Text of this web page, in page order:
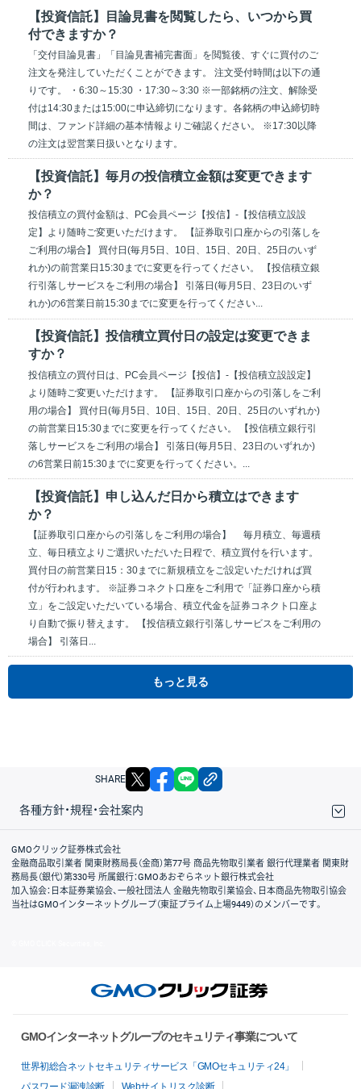
【投資信託】目論見書を閲覧したら、いつから買
付できますか？
「交付目論見書」「目論見書補完書面」を閲覧後、すぐに買付のご
注文を発注していただくことができます。 注文受付時間は以下の通
りです。 ・6:30～15:30 ・17:30～3:30 ※一部銘柄の注文、解除受
付は14:30または15:00に申込締切になります。各銘柄の申込締切時
間は、ファンド詳細の基本情報よりご確認ください。 ※17:30以降
の注文は翌営業日扱いとなります。
【投資信託】毎月の投信積立金額は変更できます
か？
投信積立の買付金額は、PC会員ページ【投信】-【投信積立設設
定】より随時ご変更いただけます。 【証券取引口座からの引落しを
ご利用の場合】 買付日(毎月5日、10日、15日、20日、25日のいず
れか)の前営業日15:30までに変更を行ってください。 【投信積立銀
行引落しサービスをご利用の場合】 引落日(毎月5日、23日のいず
れか)の6営業日前15:30までに変更を行ってください...
【投資信託】投信積立買付日の設定は変更できま
すか？
投信積立の買付日は、PC会員ページ【投信】-【投信積立設設定】
より随時ご変更いただけます。 【証券取引口座からの引落しをご利
用の場合】 買付日(毎月5日、10日、15日、20日、25日のいずれか)
の前営業日15:30までに変更を行ってください。 【投信積立銀行引
落しサービスをご利用の場合】 引落日(毎月5日、23日のいずれか)
の6営業日前15:30までに変更を行ってください。...
【投資信託】申し込んだ日から積立はできます
か？
【証券取引口座からの引落しをご利用の場合】 毎月積立、毎週積
立、毎日積立よりご選択いただいた日程で、積立買付を行います。
買付日の前営業日15：30までに新規積立をご設定いただければ買
付が行われます。 ※証券コネクト口座をご利用で「証券口座から積
立」をご設定いただいている場合、積立代金を証券コネクト口座よ
り自動で振り替えます。 【投信積立銀行引落しサービスをご利用の
場合】 引落日...
もっと見る
SHARE X facebook
各種方針・規程・会社案内
取引規程・約款
サイトマップ
その他のご案内
個人情報保護方針
最良執行方針
サイトのご利用について
ディスクレイマー
信託保全
リスク説明
会社案内
GMOクリック証券株式会社
金融商品取引業者 関東財務局長（金商）第77号 商品先物取引業者 銀行代理業者 関東財
務局長（銀代）第330号 所属銀行：GMOあおぞらネット銀行株式会社
加入協会：日本証券業協会、一般社団法人 金融先物取引業協会、日本商品先物取引協会
当社はGMOインターネットグループ（東証プライム上場9449）のメンバーです。
GMOインターネットグループのセキュリティ事業について
世界初総合ネットセキュリティサービス「GMOセキュリティ24」
パスワード漏洩診断
Webサイトリスク診断